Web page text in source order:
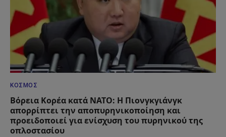
ΚΌΣΜΟΣ
Βόρεια Κορέα κατά ΝΑΤΟ: Η Πιονγκγιάνγκ
απορρίπτει την αποπυρηνικοποίηση και
προειδοποιεί για ενίσχυση του πυρηνικού της
οπλοστασίου